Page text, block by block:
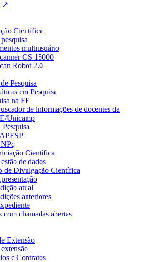
↗
Científica
multiusuário
OS 15000
Robot 2.0
Pesquisa
em Pesquisa
na FE
de informações de docentes da
Unicamp
Científica
de dados
de Divulgação Científica
atual
anteriores
com chamadas abertas
Extensão
e Contratos